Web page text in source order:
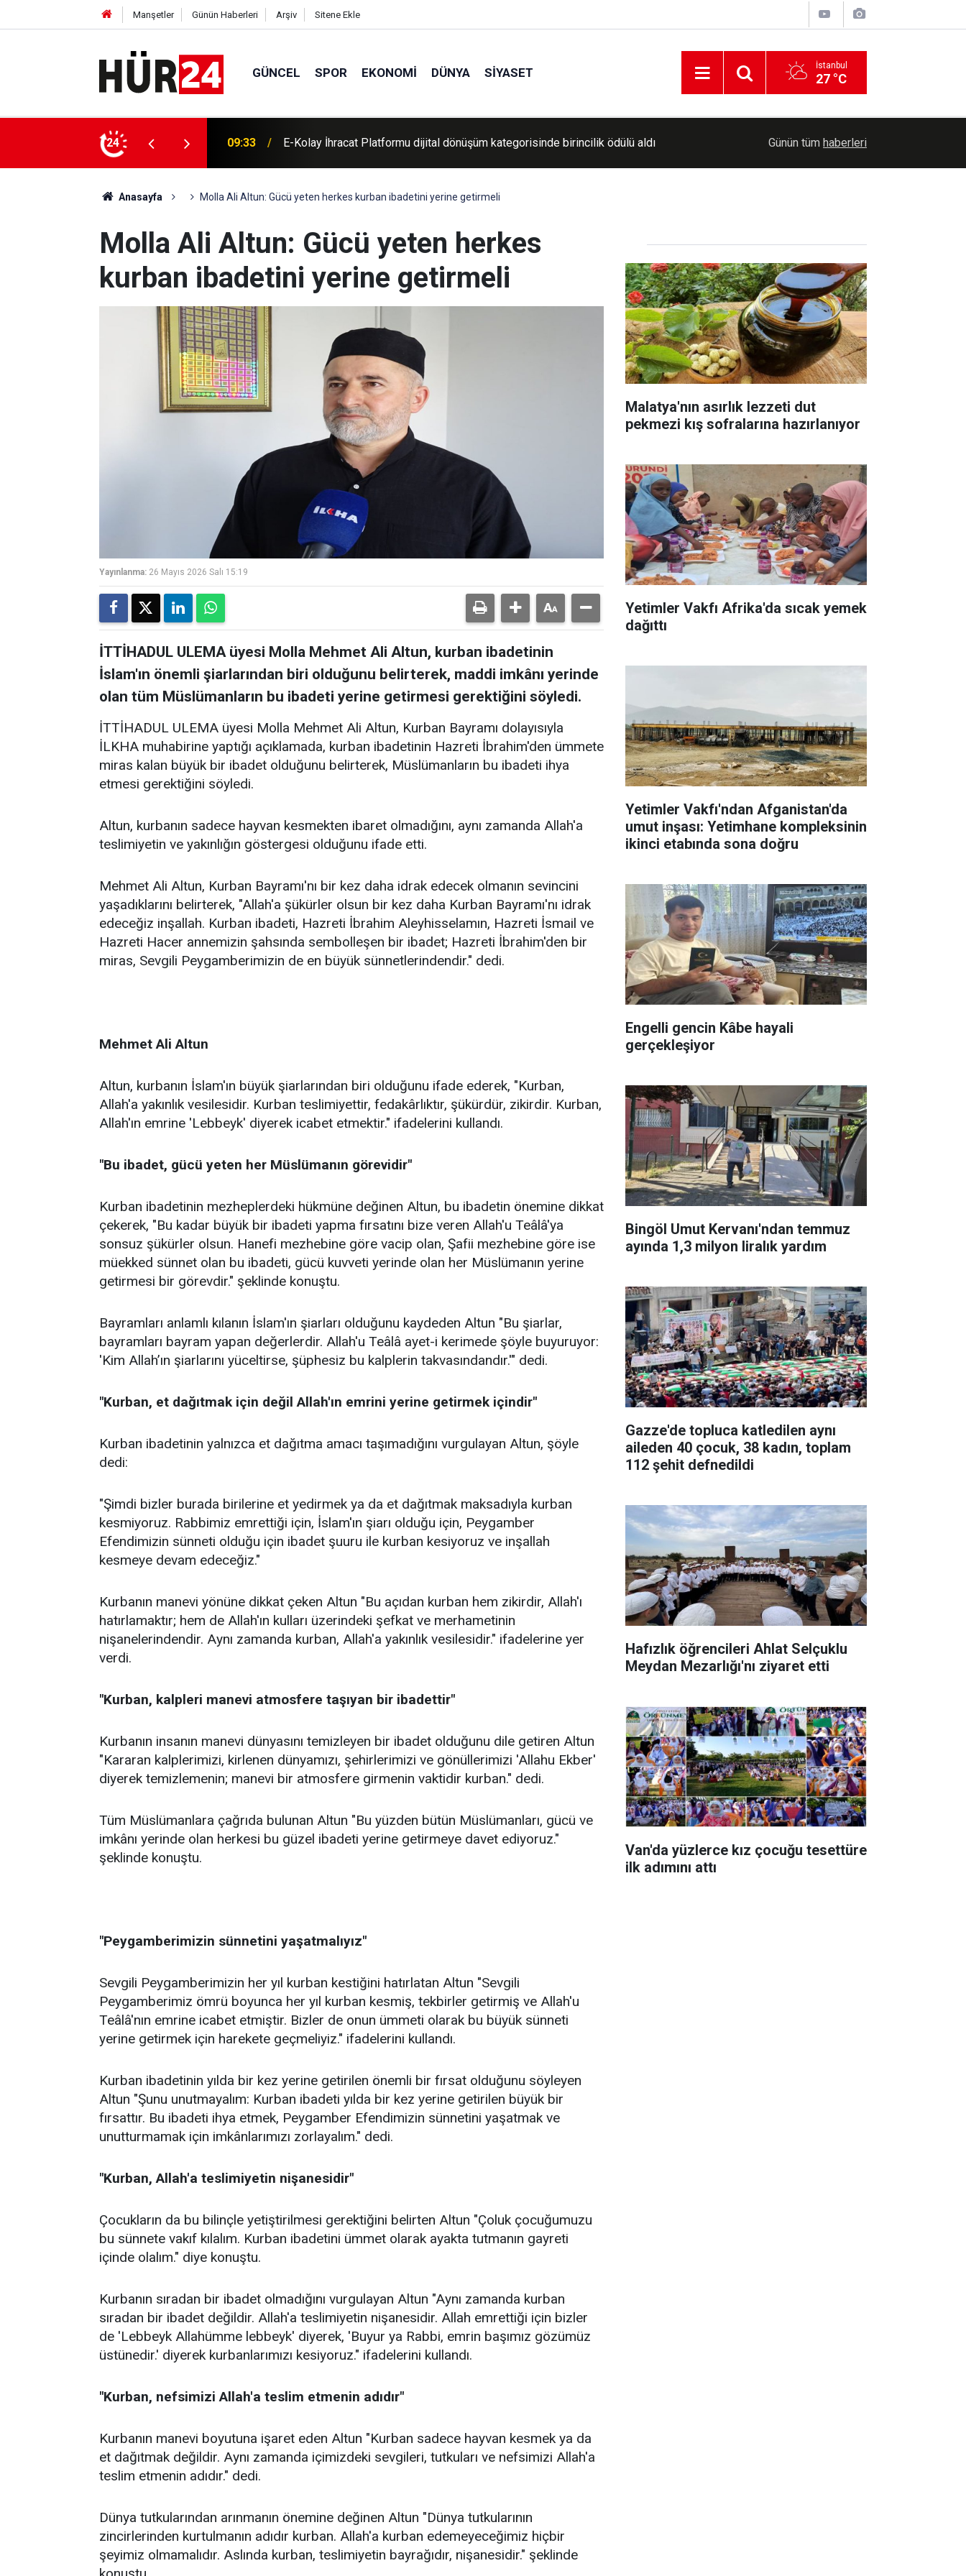
Manşetler Günün Haberleri Arşiv Sitene Ekle
GÜNCEL SPOR EKONOMI DÜNYA SIYASET İstanbul
27 °C
24
09:33
E-Kolay İhracat Platformu dijital dönüşüm kategorisinde birincilik ödülü aldı
09:15
Cumhurbaşkanı Erdoğan Suudi Arabistan'a gitti Serbest piyasada döviz kurları ne kadar?
Günün tüm haberleri
Anasayfa Molla Ali Altun: Gücü yeten herkes kurban ibadetini yerine getirmeli
Molla Ali Altun: Gücü yeten herkes
kurban ibadetini yerine getirmeli
Yayınlanma: 26 Mayıs 2026 Salı 15:19
İTTİHADUL ULEMA üyesi Molla Mehmet Ali Altun, kurban ibadetinin
İslam'ın önemli şiarlarından biri olduğunu belirterek, maddi imkânı yerinde
olan tüm Müslümanların bu ibadeti yerine getirmesi gerektiğini söyledi.
İTTİHADUL ULEMA üyesi Molla Mehmet Ali Altun, Kurban Bayramı dolayısıyla
İLKHA muhabirine yaptığı açıklamada, kurban ibadetinin Hazreti İbrahim'den ümmete
miras kalan büyük bir ibadet olduğunu belirterek, Müslümanların bu ibadeti ihya
etmesi gerektiğini söyledi.
Altun, kurbanın sadece hayvan kesmekten ibaret olmadığını, aynı zamanda Allah'a
teslimiyetin ve yakınlığın göstergesi olduğunu ifade etti.
Mehmet Ali Altun, Kurban Bayramı'nı bir kez daha idrak edecek olmanın sevincini
yaşadıklarını belirterek, "Allah'a şükürler olsun bir kez daha Kurban Bayramı'nı idrak
edeceğiz inşallah. Kurban ibadeti, Hazreti İbrahim Aleyhisselamın, Hazreti İsmail ve
Hazreti Hacer annemizin şahsında sembolleşen bir ibadet; Hazreti İbrahim'den bir
miras, Sevgili Peygamberimizin de en büyük sünnetlerindendir." dedi.
Mehmet Ali Altun
Altun, kurbanın İslam'ın büyük şiarlarından biri olduğunu ifade ederek, "Kurban,
Allah'a yakınlık vesilesidir. Kurban teslimiyettir, fedakârlıktır, şükürdür, zikirdir. Kurban,
Allah'ın emrine 'Lebbeyk' diyerek icabet etmektir." ifadelerini kullandı.
"Bu ibadet, gücü yeten her Müslümanın görevidir"
Kurban ibadetinin mezheplerdeki hükmüne değinen Altun, bu ibadetin önemine dikkat
çekerek, "Bu kadar büyük bir ibadeti yapma fırsatını bize veren Allah'u Teâlâ'ya
sonsuz şükürler olsun. Hanefi mezhebine göre vacip olan, Şafii mezhebine göre ise
müekked sünnet olan bu ibadeti, gücü kuvveti yerinde olan her Müslümanın yerine
getirmesi bir görevdir." şeklinde konuştu.
Bayramları anlamlı kılanın İslam'ın şiarları olduğunu kaydeden Altun "Bu şiarlar,
bayramları bayram yapan değerlerdir. Allah'u Teâlâ ayet-i kerimede şöyle buyuruyor:
'Kim Allah’ın şiarlarını yüceltirse, şüphesiz bu kalplerin takvasındandır.'" dedi.
"Kurban, et dağıtmak için değil Allah'ın emrini yerine getirmek içindir"
Kurban ibadetinin yalnızca et dağıtma amacı taşımadığını vurgulayan Altun, şöyle
dedi:
"Şimdi bizler burada birilerine et yedirmek ya da et dağıtmak maksadıyla kurban
kesmiyoruz. Rabbimiz emrettiği için, İslam'ın şiarı olduğu için, Peygamber
Efendimizin sünneti olduğu için ibadet şuuru ile kurban kesiyoruz ve inşallah
kesmeye devam edeceğiz."
Kurbanın manevi yönüne dikkat çeken Altun "Bu açıdan kurban hem zikirdir, Allah'ı
hatırlamaktır; hem de Allah'ın kulları üzerindeki şefkat ve merhametinin
nişanelerindendir. Aynı zamanda kurban, Allah'a yakınlık vesilesidir." ifadelerine yer
verdi.
"Kurban, kalpleri manevi atmosfere taşıyan bir ibadettir"
Kurbanın insanın manevi dünyasını temizleyen bir ibadet olduğunu dile getiren Altun
"Kararan kalplerimizi, kirlenen dünyamızı, şehirlerimizi ve gönüllerimizi 'Allahu Ekber'
diyerek temizlemenin; manevi bir atmosfere girmenin vaktidir kurban." dedi.
Tüm Müslümanlara çağrıda bulunan Altun "Bu yüzden bütün Müslümanları, gücü ve
imkânı yerinde olan herkesi bu güzel ibadeti yerine getirmeye davet ediyoruz."
şeklinde konuştu.
"Peygamberimizin sünnetini yaşatmalıyız"
Sevgili Peygamberimizin her yıl kurban kestiğini hatırlatan Altun "Sevgili
Peygamberimiz ömrü boyunca her yıl kurban kesmiş, tekbirler getirmiş ve Allah'u
Teâlâ'nın emrine icabet etmiştir. Bizler de onun ümmeti olarak bu büyük sünneti
yerine getirmek için harekete geçmeliyiz." ifadelerini kullandı.
Kurban ibadetinin yılda bir kez yerine getirilen önemli bir fırsat olduğunu söyleyen
Altun "Şunu unutmayalım: Kurban ibadeti yılda bir kez yerine getirilen büyük bir
fırsattır. Bu ibadeti ihya etmek, Peygamber Efendimizin sünnetini yaşatmak ve
unutturmamak için imkânlarımızı zorlayalım." dedi.
"Kurban, Allah'a teslimiyetin nişanesidir"
Çocukların da bu bilinçle yetiştirilmesi gerektiğini belirten Altun "Çoluk çocuğumuzu
bu sünnete vakıf kılalım. Kurban ibadetini ümmet olarak ayakta tutmanın gayreti
içinde olalım." diye konuştu.
Kurbanın sıradan bir ibadet olmadığını vurgulayan Altun "Aynı zamanda kurban
sıradan bir ibadet değildir. Allah'a teslimiyetin nişanesidir. Allah emrettiği için bizler
de 'Lebbeyk Allahümme lebbeyk' diyerek, 'Buyur ya Rabbi, emrin başımız gözümüz
üstünedir.' diyerek kurbanlarımızı kesiyoruz." ifadelerini kullandı.
"Kurban, nefsimizi Allah'a teslim etmenin adıdır"
Kurbanın manevi boyutuna işaret eden Altun "Kurban sadece hayvan kesmek ya da
et dağıtmak değildir. Aynı zamanda içimizdeki sevgileri, tutkuları ve nefsimizi Allah'a
teslim etmenin adıdır." dedi.
Dünya tutkularından arınmanın önemine değinen Altun "Dünya tutkularının
zincirlerinden kurtulmanın adıdır kurban. Allah'a kurban edemeyeceğimiz hiçbir
şeyimiz olmamalıdır. Aslında kurban, teslimiyetin bayrağıdır, nişanesidir." şeklinde
Malatya'nın asırlık lezzeti dut
pekmezi kış sofralarına hazırlanıyor
Yetimler Vakfı Afrika'da sıcak yemek
dağıttı
Yetimler Vakfı'ndan Afganistan'da
umut inşası: Yetimhane kompleksinin
ikinci etabında sona doğru
Engelli gencin Kâbe hayali
gerçekleşiyor
Bingöl Umut Kervanı'ndan temmuz
ayında 1,3 milyon liralık yardım
Gazze'de topluca katledilen aynı
aileden 40 çocuk, 38 kadın, toplam
112 şehit defnedildi
Hafızlık öğrencileri Ahlat Selçuklu
Meydan Mezarlığı'nı ziyaret etti
Van'da yüzlerce kız çocuğu tesettüre
ilk adımını attı